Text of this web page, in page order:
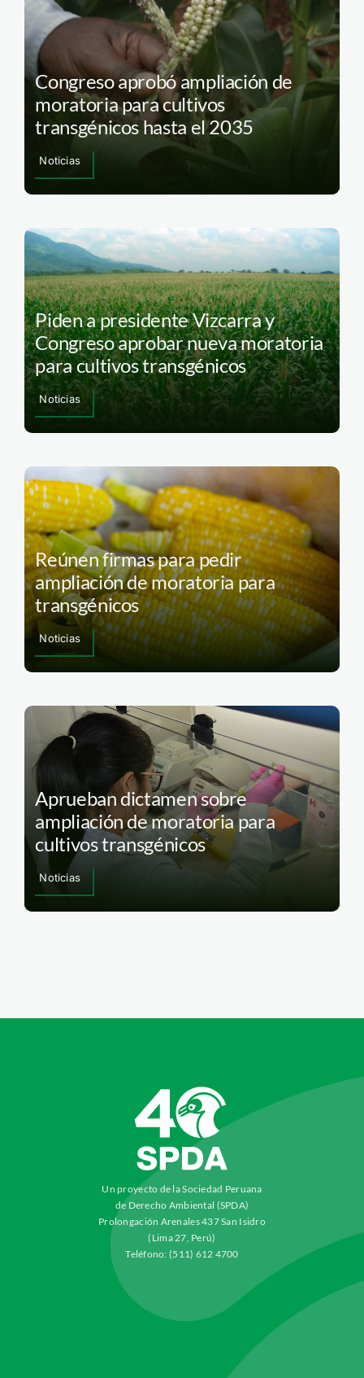
Congreso aprobó ampliación de
moratoria para cultivos
transgénicos hasta el 2035
Noticias
Piden a presidente Vizcarra y
Congreso aprobar nueva moratoria
para cultivos transgénicos
Noticias
Reúnen firmas para pedir
ampliación de moratoria para
transgénicos
Noticias
Aprueban dictamen sobre
ampliación de moratoria para
cultivos transgénicos
Noticias
Un proyecto de la Sociedad Peruana
de Derecho Ambiental (SPDA)
Prolongación Arenales 437 San Isidro
(Lima 27, Perú)
Teléfono: (511) 612 4700